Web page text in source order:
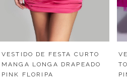
VESTIDO DE FESTA CURTO
MANGA LONGA DRAPEADO
PINK FLORIPA